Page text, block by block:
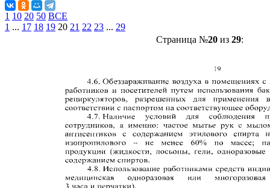
1 10 20 50 ВСЕ
1 ... 17 18 19 20 21 22 23 ... 29
Страница №20из 29: